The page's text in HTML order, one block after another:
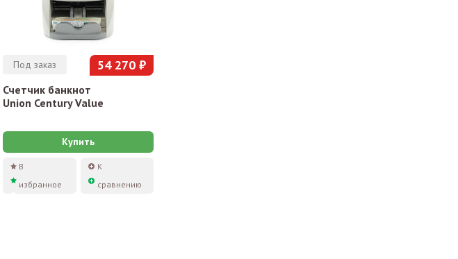
Под заказ 54 270 ₽
Счетчик банкнот
Union Century Value
Купить
В
избранное
К
сравнению